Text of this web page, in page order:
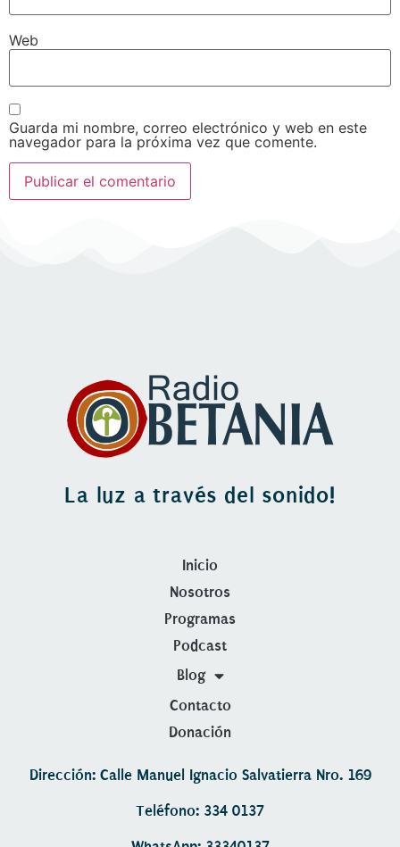
Web
Guarda mi nombre, correo electrónico y web en este
navegador para la próxima vez que comente.
La luz a través del sonido!
Inicio
Nosotros
Programas
Podcast
Blog
Contacto
Donación
Dirección: Calle Manuel Ignacio Salvatierra Nro. 169
Teléfono: 334 0137